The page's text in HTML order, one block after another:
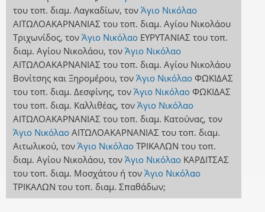
του τοπ. διαμ. Λαγκαδίων, τον Άγιο Νικόλαο
ΑΙΤΩΛΟΑΚΑΡΝΑΝΙΑΣ του τοπ. διαμ. Αγίου Νικολάου
Τριχωνίδος, τον Άγιο Νικόλαο ΕΥΡΥΤΑΝΙΑΣ του τοπ.
διαμ. Αγίου Νικολάου, τον Άγιο Νικόλαο
ΑΙΤΩΛΟΑΚΑΡΝΑΝΙΑΣ του τοπ. διαμ. Αγίου Νικολάου
Βονίτσης και Ξηρομέρου, τον Άγιο Νικόλαο ΦΩΚΙΔΑΣ
του τοπ. διαμ. Δεσφίνης, τον Άγιο Νικόλαο ΦΩΚΙΔΑΣ
του τοπ. διαμ. Καλλιθέας, τον Άγιο Νικόλαο
ΑΙΤΩΛΟΑΚΑΡΝΑΝΙΑΣ του τοπ. διαμ. Κατούνας, τον
Άγιο Νικόλαο ΑΙΤΩΛΟΑΚΑΡΝΑΝΙΑΣ του τοπ. διαμ.
Αιτωλικού, τον Άγιο Νικόλαο ΤΡΙΚΑΛΩΝ του τοπ.
διαμ. Αγίου Νικολάου, τον Άγιο Νικόλαο ΚΑΡΔΙΤΣΑΣ
του τοπ. διαμ. Μοσχάτουή τον Άγιο Νικόλαο
ΤΡΙΚΑΛΩΝ του τοπ. διαμ. Σπαθάδων;